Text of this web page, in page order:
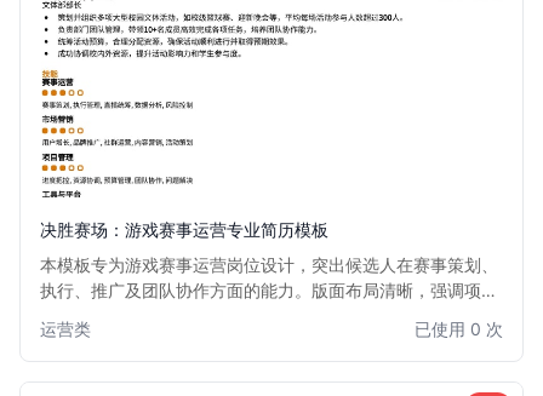
决胜赛场：游戏赛事运营专业简历模板
本模板专为游戏赛事运营岗位设计，突出候选人在赛事策划、
执行、推广及团队协作方面的能力。版面布局清晰，强调项目
出。适用于有志于从事电竞赛事、游戏活动策划与运营的专业
人士。
运营类 已使用 0 次